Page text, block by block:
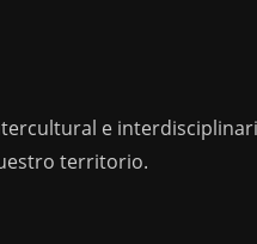
e
territorio.